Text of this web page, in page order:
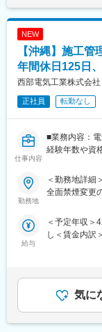
す！
土地の収益最
ウトや料金設
が身につきます
締りを可能に
効活用や交通
岡、九州大学
■勤務場所
工期中は基本
※工期はプロ
階層別集合教
ど）と専門教
■同社について
は地球温暖化
ギー・ビル）
ターでは、
であり、選考
定手当を含め
NEW
【沖縄】施工
年間休日125日
西部電気工業株式会社
正社員 転勤なし
仕事内容
■業務内容：
経験年数や資
《施工案件》
対応エリアは
■就業環境：
よっては休日
チームで調整
GWでの飛び
勤務地
＜勤務地詳細
全面禁煙変更
給与
＜予定年収＞
し＜賃金内訳
記年収は残業
の金額であり
額)は固定手当
気に